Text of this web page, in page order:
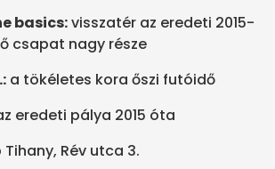
basics:visszatér az eredeti 2015-
csapat nagy része
a tökéletes kora őszi futóidő
eredeti pálya 2015 óta
Tihany, Rév utca 3.